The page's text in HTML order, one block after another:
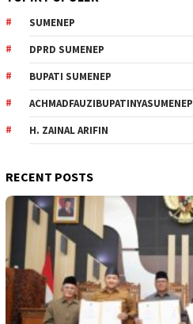
SUMENEP
DPRD SUMENEP
BUPATI SUMENEP
ACHMADFAUZIBUPATINYASUMENEP
H. ZAINAL ARIFIN
RECENT POSTS